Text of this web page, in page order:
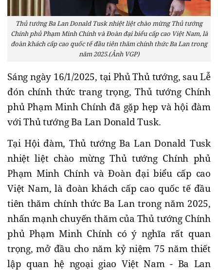
Thủ tướng Ba Lan Donald Tusk nhiệt liệt chào mừng Thủ tướng
Chính phủ Phạm Minh Chính và Đoàn đại biểu cấp cao Việt Nam, là
đoàn khách cấp cao quốc tế đầu tiên thăm chính thức Ba Lan trong
năm 2025.(Ảnh VGP)
Sáng ngày 16/1/2025, tại Phủ Thủ tướng, sau Lễ
đón chính thức trang trọng, Thủ tướng Chính
phủ Phạm Minh Chính đã gặp hẹp và hội đàm
với Thủ tướng Ba Lan Donald Tusk.
Tại Hội đàm, Thủ tướng Ba Lan Donald Tusk
nhiệt liệt chào mừng Thủ tướng Chính phủ
Phạm Minh Chính và Đoàn đại biểu cấp cao
Việt Nam, là đoàn khách cấp cao quốc tế đầu
tiên thăm chính thức Ba Lan trong năm 2025,
nhấn mạnh chuyến thăm của Thủ tướng Chính
phủ Phạm Minh Chính có ý nghĩa rất quan
trọng, mở đầu cho năm kỷ niệm 75 năm thiết
lập quan hệ ngoại giao Việt Nam - Ba Lan